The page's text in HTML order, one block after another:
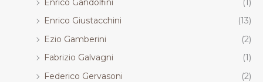
Enrico Gandolfini
(1)
Enrico Giustacchini
(13)
Ezio Gamberini
(2)
Fabrizio Galvagni
(1)
Federico Gervasoni
(2)